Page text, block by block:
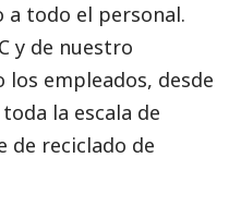
todo el personal.
y de nuestro
empleados, desde
la escala de
de reciclado de